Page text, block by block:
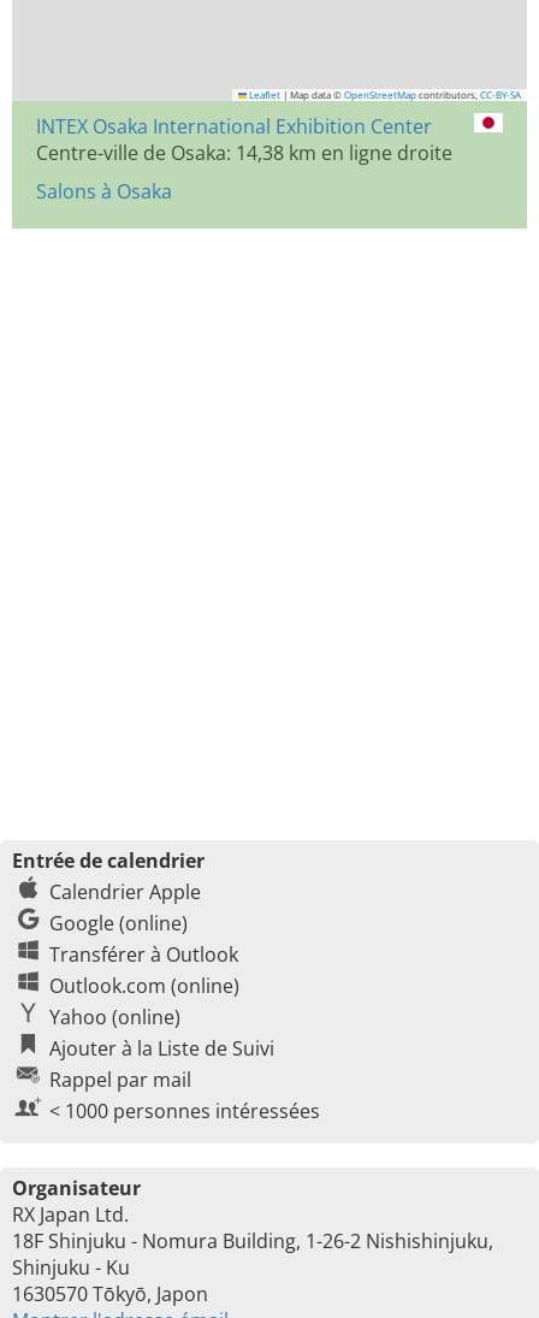
Leaflet | Map data © OpenStreetMap contributors, CC-BY-SA
INTEX Osaka International Exhibition Center
Centre-ville de Osaka: 14,38 km en ligne droite
Salons à Osaka
Entrée de calendrier
Calendrier Apple
Google (online)
Transférer à Outlook
Outlook.com (online)
Yahoo (online)
Ajouter à la Liste de Suivi
Rappel par mail
< 1000 personnes intéressées
Organisateur
RX Japan Ltd.
18F Shinjuku - Nomura Building, 1-26-2 Nishishinjuku,
Shinjuku - Ku
1630570 Tōkyō, Japon